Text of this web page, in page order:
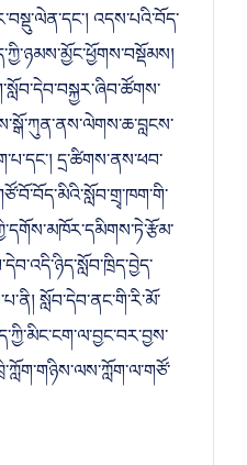
འདས་པའི་བོད་
དྲ་ཚིགས་ནས་ཕབ་
སློབ་དེབ་ནང་གི་རི་མོ་